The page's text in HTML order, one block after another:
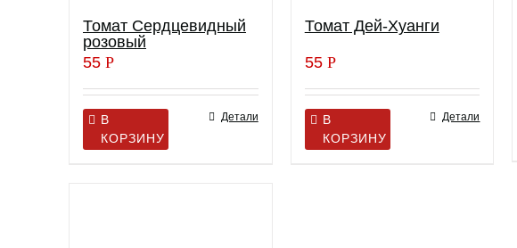
Томат Сердцевидный
розовый
55Р
В
КОРЗИНУ
Детали
Томат Дей-Хуанги
55 Р
В
КОРЗИНУ
Детали